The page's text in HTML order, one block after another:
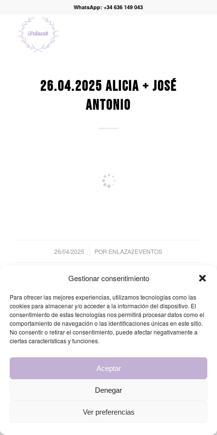
Gestionar consentimiento
Para ofrecer las mejores experiencias, utilizamos tecnologías como las
cookies para almacenar y/o acceder a la información del dispositivo. El
consentimiento de estas tecnologías nos permitirá procesar datos como el
comportamiento de navegación o las identificaciones únicas en este sitio.
No consentir o retirar el consentimiento, puede afectar negativamente a
ciertas características y funciones.
Aceptar
Denegar
Ver preferencias
WhatsApp: +34 636 149 043
26.04.2025 ALICIA + JOSÉ
ANTONIO
26/04/2025
/ POR ENLAZA2EVENTOS